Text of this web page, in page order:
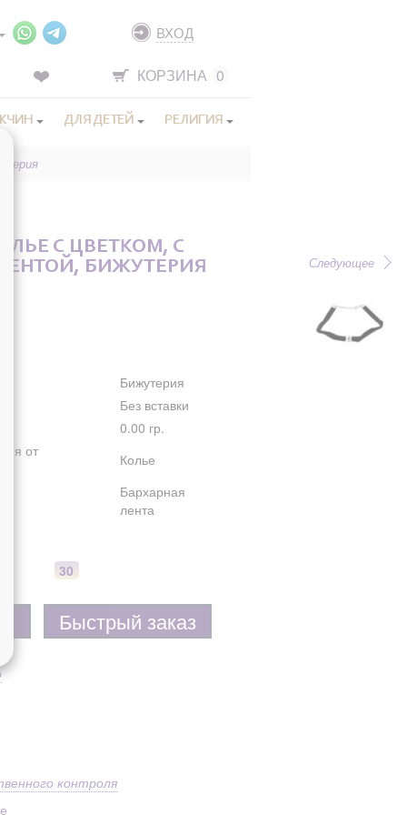
ВХОД
КОРЗИНА 0
ДЛЯ ДЕТЕЙ РЕЛИГИЯ
Следующее
С ЦВЕТКОМ, С
БИЖУТЕРИЯ
Бижутерия
Без вставки
0.00 гр.
от
Колье
Бархарная
лента
30
Быстрый заказ
контроля